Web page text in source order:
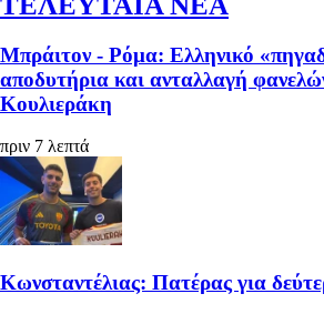
Μπράιτον - Ρόμα: Ελληνικό
αποδυτήρια και ανταλλαγή
Κουλιεράκη
πριν 7 λεπτά
Κωνσταντέλιας: Πατέρας για